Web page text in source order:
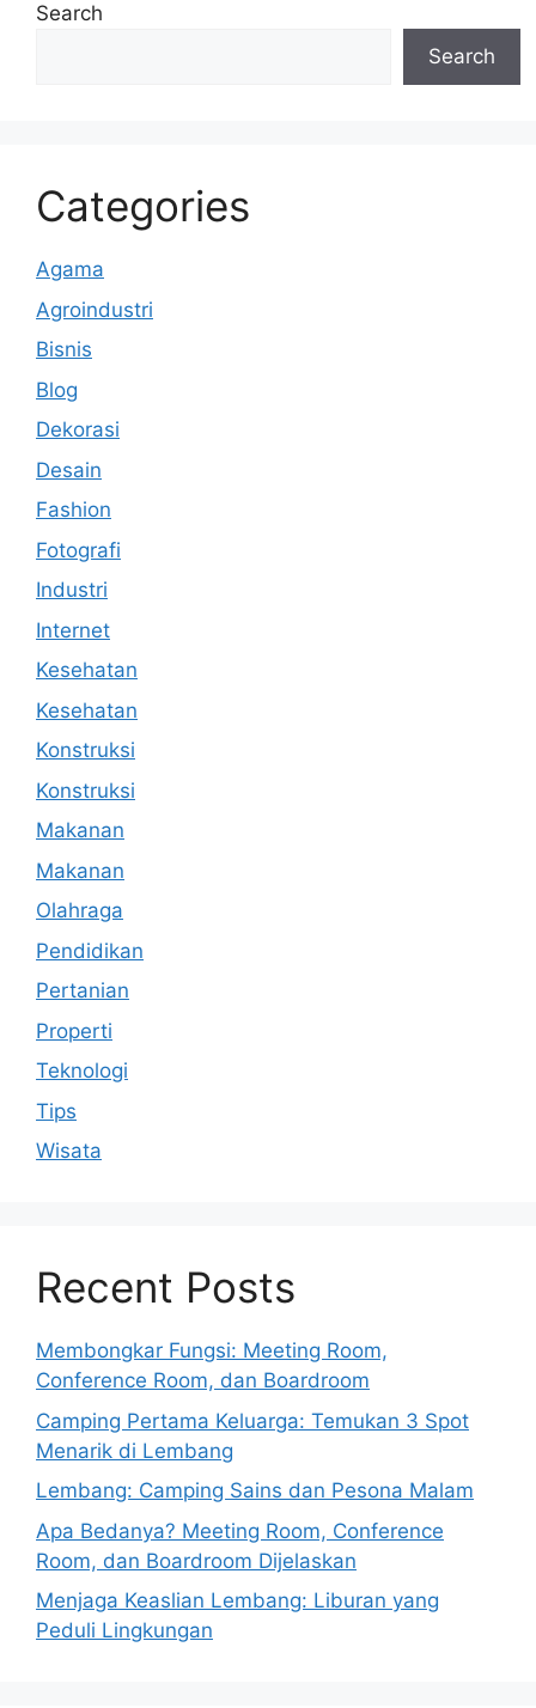
Search
Search
Categories
Agama
Agroindustri
Bisnis
Blog
Dekorasi
Desain
Fashion
Fotografi
Industri
Internet
Kesehatan
Kesehatan
Konstruksi
Konstruksi
Makanan
Makanan
Olahraga
Pendidikan
Pertanian
Properti
Teknologi
Tips
Wisata
Recent Posts
Membongkar Fungsi: Meeting Room,
Conference Room, dan Boardroom
Camping Pertama Keluarga: Temukan 3 Spot
Menarik di Lembang
Lembang: Camping Sains dan Pesona Malam
Apa Bedanya? Meeting Room, Conference
Room, dan Boardroom Dijelaskan
Menjaga Keaslian Lembang: Liburan yang
Peduli Lingkungan